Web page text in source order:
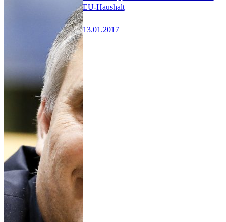
EU-Haushalt
13.01.2017